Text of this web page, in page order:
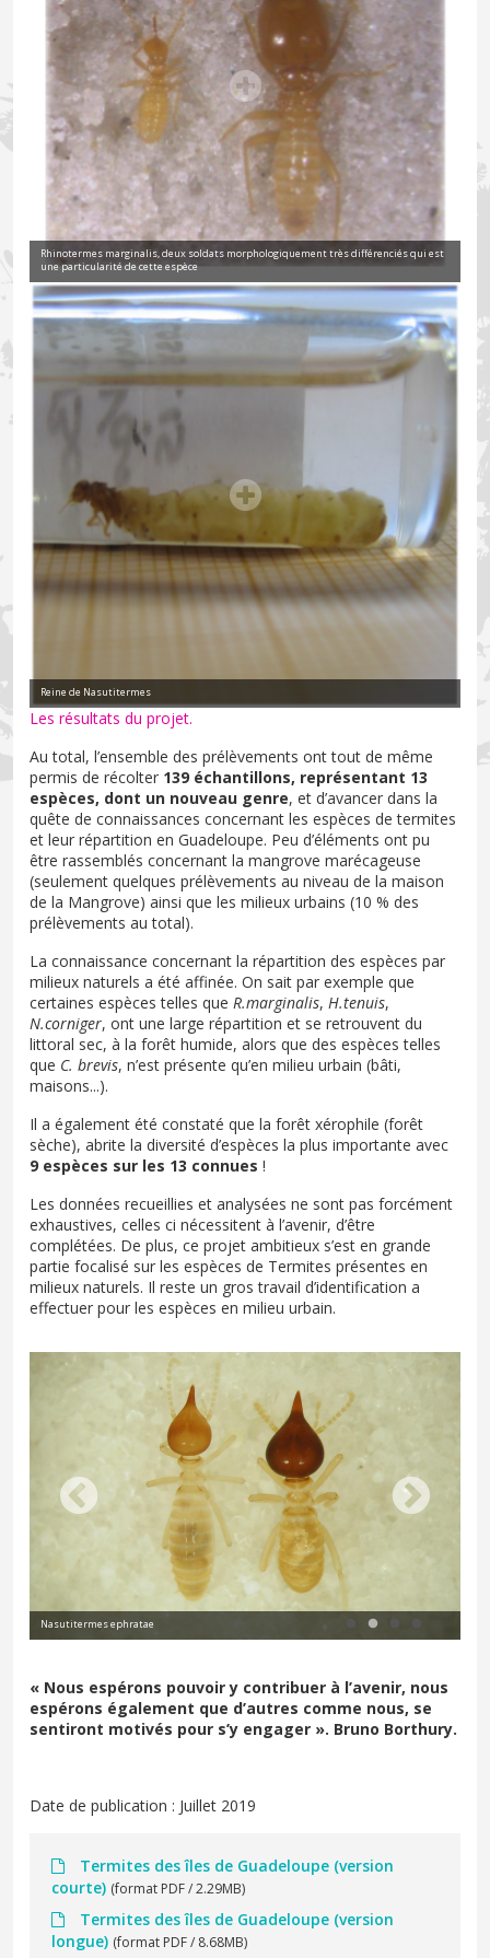
Rhinotermes marginalis, deux soldats morphologiquement très différenciés qui est
une particularité de cette espèce
Reine de Nasutitermes
Les résultats du projet.
Au total, l’ensemble des prélèvements ont tout de même
permis de récolter 139 échantillons, représentant 13
espèces, dont un nouveau genre, et d’avancer dans la
quête de connaissances concernant les espèces de termites
et leur répartition en Guadeloupe. Peu d’éléments ont pu
être rassemblés concernant la mangrove marécageuse
(seulement quelques prélèvements au niveau de la maison
de la Mangrove) ainsi que les milieux urbains (10 % des
prélèvements au total).
La connaissance concernant la répartition des espèces par
milieux naturels a été affinée. On sait par exemple que
certaines espèces telles que R.marginalis, H.tenuis,
N.corniger, ont une large répartition et se retrouvent du
littoral sec, à la forêt humide, alors que des espèces telles
que C. brevis, n’est présente qu’en milieu urbain (bâti,
maisons...).
Il a également été constaté que la forêt xérophile (forêt
sèche), abrite la diversité d’espèces la plus importante avec
9 espèces sur les 13 connues !
Les données recueillies et analysées ne sont pas forcément
exhaustives, celles ci nécessitent à l’avenir, d’être
complétées. De plus, ce projet ambitieux s’est en grande
partie focalisé sur les espèces de Termites présentes en
milieux naturels. Il reste un gros travail d’identification a
effectuer pour les espèces en milieu urbain.
N. ephratae et N. corniger (costalis)
« Nous espérons pouvoir y contribuer à l’avenir, nous
espérons également que d’autres comme nous, se
sentiront motivés pour s’y engager ». Bruno Borthury.
Date de publication : Juillet 2019
Termites des îles de Guadeloupe (version
courte) (format PDF / 2.29MB)
Termites des îles de Guadeloupe (version
longue) (format PDF / 8.68MB)